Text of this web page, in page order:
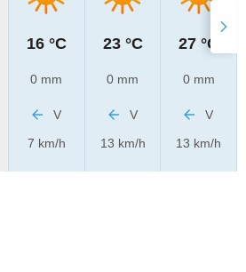
16 °C
0 mm
V
7 km/h
23 °C
0 mm
V
13 km/h
27 °C
0 mm
V
13 km/h